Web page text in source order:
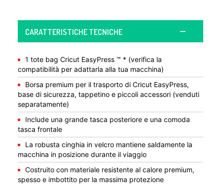
CARATTERISTICHE TECNICHE
1 tote bag Cricut EasyPress ™ * (verifica la
compatibilità per adattarla alla tua macchina)
Borsa premium per il trasporto di Cricut EasyPress,
base di sicurezza, tappetino e piccoli accessori (venduti
separatamente)
Include una grande tasca posteriore e una comoda
tasca frontale
La robusta cinghia in velcro mantiene saldamente la
macchina in posizione durante il viaggio
Costruito con materiale resistente al calore premium,
spesso e imbottito per la massima protezione